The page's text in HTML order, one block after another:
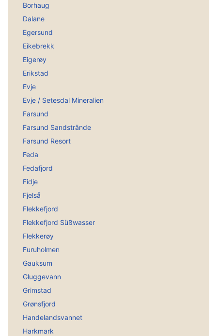
Borhaug
Dalane
Egersund
Eikebrekk
Eigerøy
Erikstad
Evje
Evje / Setesdal Mineralien
Farsund
Farsund Sandstrände
Farsund Resort
Feda
Fedafjord
Fidje
Fjelså
Flekkefjord
Flekkefjord Süßwasser
Flekkerøy
Furuholmen
Gauksum
Gluggevann
Grimstad
Grønsfjord
Handelandsvannet
Harkmark